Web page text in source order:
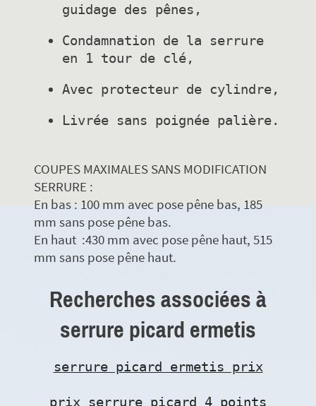
Condamnation de la serrure
COUPES MAXIMALES SANS MODIFICATION
SERRURE :
En bas : 100 mm avec pose pêne bas, 185
mm sans pose pêne bas.
En haut :430 mm avec pose pêne haut, 515
mm sans pose pêne haut.
Recherches associées à
serrure picard ermetis
serrure picard ermetis prix
prix serrure picard 4 points